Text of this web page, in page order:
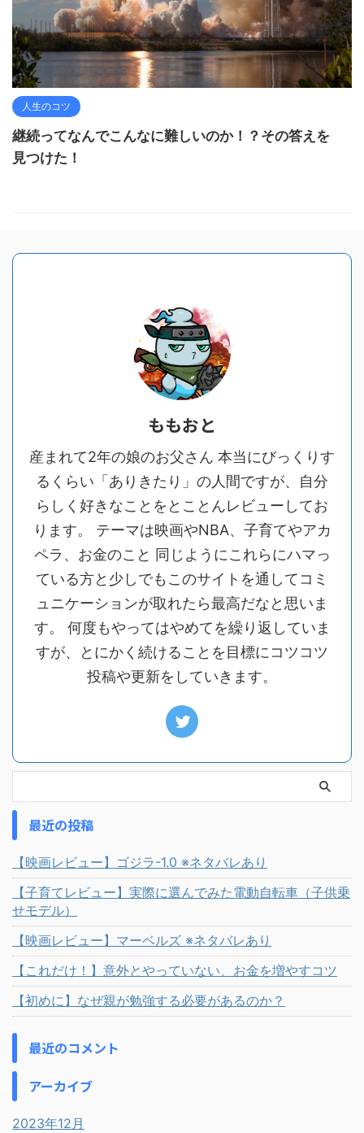
人生のコツ
継続ってなんでこんなに難しいのか！？その答えを
見つけた！
ももおと
産まれて2年の娘のお父さん 本当にびっくりす
るくらい「ありきたり」の人間ですが、自分
らしく好きなことをとことんレビューしてお
ります。 テーマは映画やNBA、子育てやアカ
ペラ、お金のこと 同じようにこれらにハマっ
ている方と少しでもこのサイトを通してコミ
ュニケーションが取れたら最高だなと思いま
す。 何度もやってはやめてを繰り返していま
すが、とにかく続けることを目標にコツコツ
投稿や更新をしていきます。
最近の投稿
【映画レビュー】ゴジラ-1.0 ※ネタバレあり
【子育てレビュー】実際に選んでみた電動自転車（子供乗
せモデル）
【映画レビュー】マーベルズ ※ネタバレあり
【これだけ！】意外とやっていない、お金を増やすコツ
【初めに】なぜ親が勉強する必要があるのか？
最近のコメント
アーカイブ
2023年12月